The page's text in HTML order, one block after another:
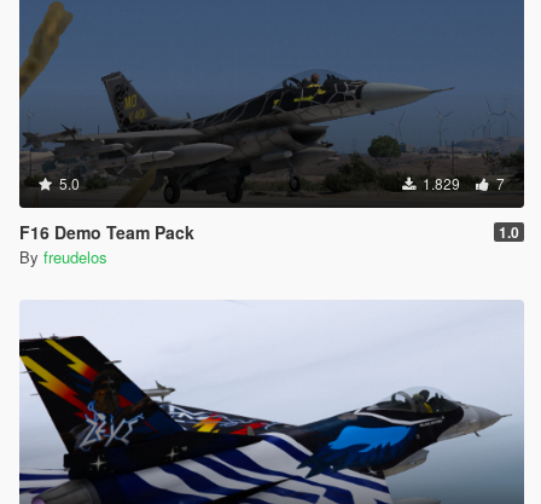
5.0 1.829 7
F16 Demo Team Pack 1.0
By freudelos